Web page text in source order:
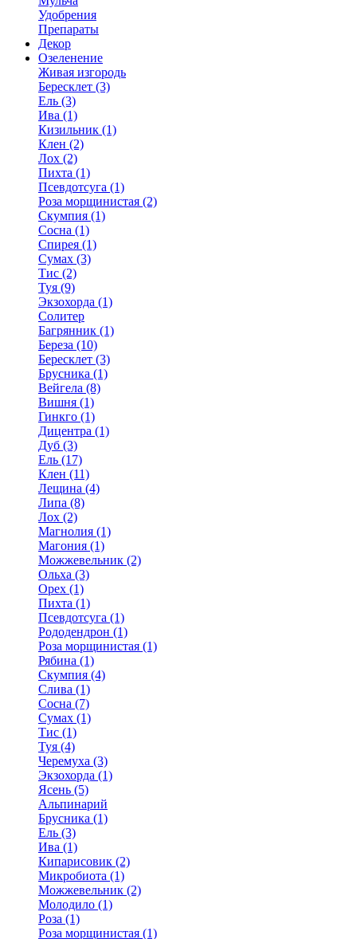
Удобрения
Препараты
Декор
Озеленение
Живая изгородь
Бересклет (3)
Ель (3)
Ива (1)
Кизильник (1)
Клен (2)
Лох (2)
Пихта (1)
Псевдотсуга (1)
Роза морщинистая (2)
Скумпия (1)
Сосна (1)
Спирея (1)
Сумах (3)
Тис (2)
Туя (9)
Экзохорда (1)
Солитер
Багрянник (1)
Береза (10)
Бересклет (3)
Брусника (1)
Вейгела (8)
Вишня (1)
Гинкго (1)
Дицентра (1)
Дуб (3)
Ель (17)
Клен (11)
Лещина (4)
Липа (8)
Лох (2)
Магнолия (1)
Магония (1)
Можжевельник (2)
Ольха (3)
Орех (1)
Пихта (1)
Псевдотсуга (1)
Рододендрон (1)
Роза морщинистая (1)
Рябина (1)
Скумпия (4)
Слива (1)
Сосна (7)
Сумах (1)
Тис (1)
Туя (4)
Черемуха (3)
Экзохорда (1)
Ясень (5)
Альпинарий
Брусника (1)
Ель (3)
Ива (1)
Кипарисовик (2)
Микробиота (1)
Можжевельник (2)
Молодило (1)
Роза (1)
Роза морщинистая (1)